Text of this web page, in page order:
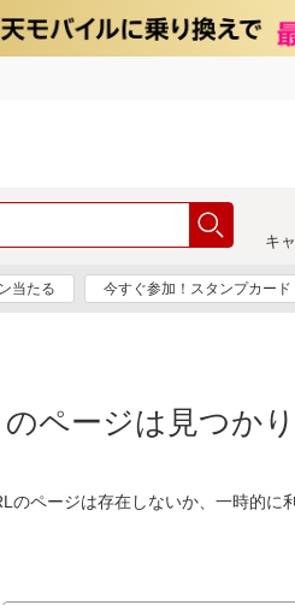
キ
当たる 今すぐ参加！スタンプカード
ページは見つか
のページは存在しないか、一時的に